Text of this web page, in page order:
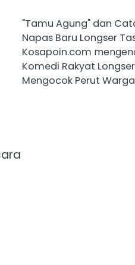
"Tamu Agung" dan
Napas Baru Longser
Kosapoin.com
Komedi Rakyat
Mengocok Perut